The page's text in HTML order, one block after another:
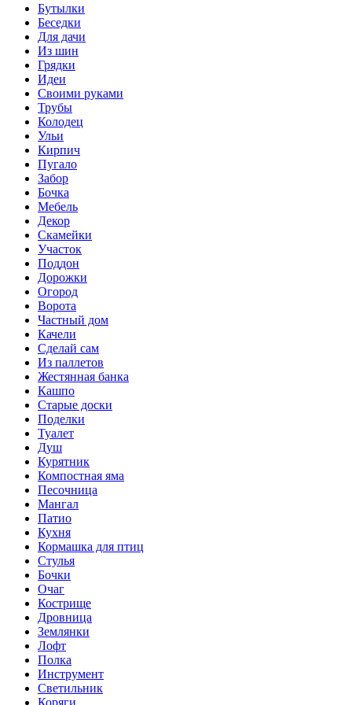
Бутылки
Беседки
Для дачи
Из шин
Грядки
Идеи
Своими руками
Трубы
Колодец
Ульи
Кирпич
Пугало
Забор
Бочка
Мебель
Декор
Скамейки
Участок
Поддон
Дорожки
Огород
Ворота
Частный дом
Качели
Сделай сам
Из паллетов
Жестянная банка
Кашпо
Старые доски
Поделки
Туалет
Душ
Курятник
Компостная яма
Песочница
Мангал
Патио
Кухня
Кормашка для птиц
Стулья
Бочки
Очаг
Кострище
Дровница
Землянки
Лофт
Полка
Инструмент
Светильник
Коряги